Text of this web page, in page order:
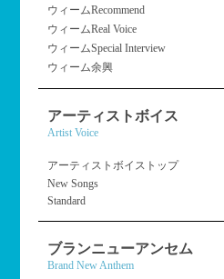
ウィームRecommend
ウィームReal Voice
ウィームSpecial Interview
ウィーム余興
アーティストボイス
Artist Voice
アーティストボイストップ
New Songs
Standard
ブランニューアンセム
Brand New Anthem